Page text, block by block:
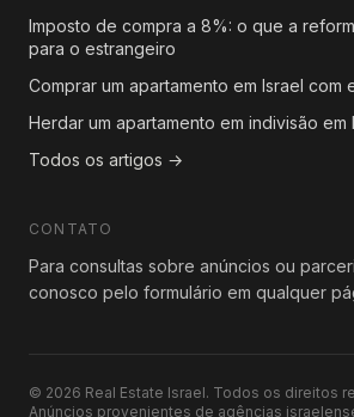
Imposto de compra a 8%: o que a
para o estrangeiro
Comprar um apartamento em Israel com
Herdar um apartamento em indivisão em
Todos os artigos →
CONTATO
Para consultas sobre anúncios ou
conosco pelo formulário em qualquer
© 2026 Real Estate Israel. Todos os direitos
Anúncios provenientes de agências